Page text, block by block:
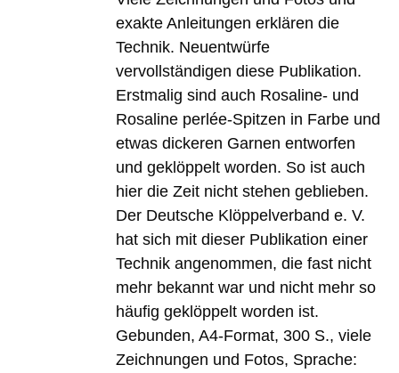
exakte Anleitungen erklären die
Technik. Neuentwürfe
vervollständigen diese Publikation.
Erstmalig sind auch Rosaline- und
Rosaline perlée-Spitzen in Farbe und
etwas dickeren Garnen entworfen
und geklöppelt worden. So ist auch
hier die Zeit nicht stehen geblieben.
Der Deutsche Klöppelverband e. V.
hat sich mit dieser Publikation einer
Technik angenommen, die fast nicht
mehr bekannt war und nicht mehr so
häufig geklöppelt worden ist.
Gebunden, A4-Format, 300 S., viele
Zeichnungen und Fotos, Sprache: